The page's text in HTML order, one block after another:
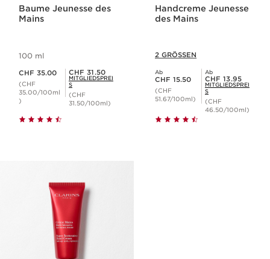
Baume Jeunesse des
Mains
100 ml
CHF 35.00
(CHF
35.00/100ml
)
Mitgliederpreis CHF 31.50
CHF 31.50
MITGLIEDSPREI
S
(CHF
31.50/100ml)
Handcreme Jeunesse
des Mains
2 GRÖSSEN
Ab
Aktueller Preis CHF 15.50
CHF 15.50
(CHF
51.67/100ml)
Ab
Mitgliederpreis CHF 13.95
CHF 13.95
MITGLIEDSPREI
S
(CHF
46.50/100ml)